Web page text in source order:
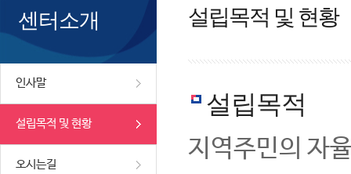
센터소개
인사말
설립목적 및 현황
오시는길
설립목적 및 현황
설립목적
지역주민의 자